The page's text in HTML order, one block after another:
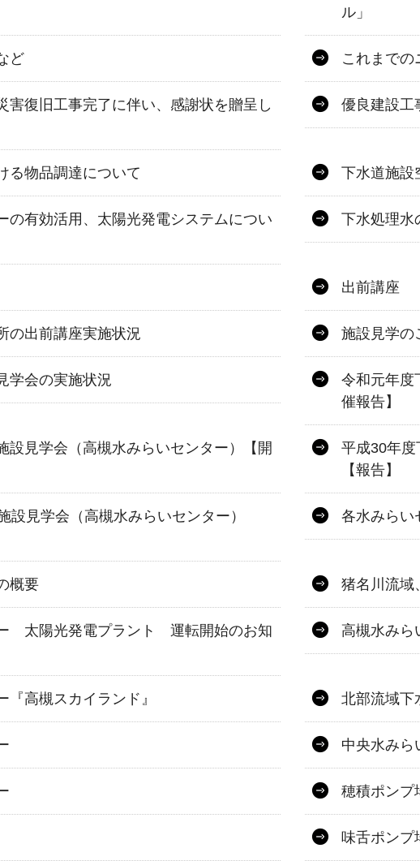
ル」
ど これまでの
害復旧工事完了に伴い、感謝状を贈呈し
優良建設工
る物品調達について 下水道施設
の有効活用、太陽光発電システムについ
下水処理水
出前講座
の出前講座実施状況 施設見学の
学会の実施状況
令和元年度
催報告】
設見学会（高槻水みらいセンター）【開
平成30年度
【報告】
設見学会（高槻水みらいセンター）
各水みらい
概要 猪名川流域
太陽光発電プラント 運転開始のお知
高槻水みら
『高槻スカイランド』 北部流域下
中央水みら
穂積ポンプ
味舌ポンプ